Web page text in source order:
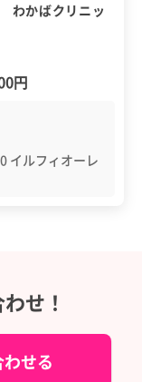
わかばクリニッ
円
イルフィオーレ
せ！
せる